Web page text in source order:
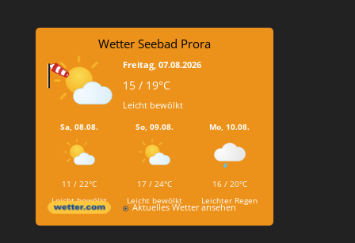
Wetter Seebad Prora
Freitag, 07.08.2026
15 / 19°C
Leicht bewölkt
Sa, 08.08.
11 / 22°C
Leicht bewölkt
So, 09.08.
17 / 24°C
Leicht bewölkt
Mo, 10.08.
16 / 20°C
Leichter Regen
Aktuelles Wetter ansehen